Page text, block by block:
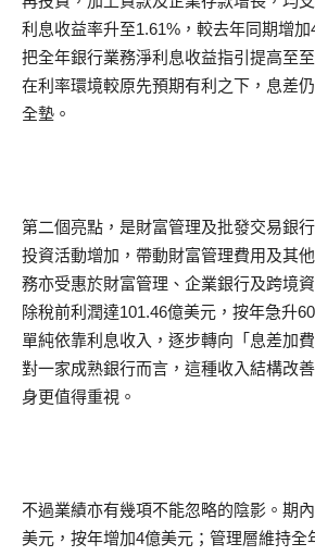
利息收益率升至1.61%，較去年同期增
把全年銀行業務淨利息收益指引提高至
在利率環境較原先預期有利之下，息差
全墊。
第二個亮點，是財富管理及批發交易銀
投資活動增加，帶動財富管理費用及其
務亦受惠於財富管理、企業銀行及跨境
除稅前利潤達101.46億美元，按年急升
單純依靠利息收入，逐步轉向「息差加
對一家成熟銀行而言，這種收入結構改
身更值得重視。
不過業績亦有幾項不能忽略的陰影。期
美元，按年增加4億美元；管理層維持全